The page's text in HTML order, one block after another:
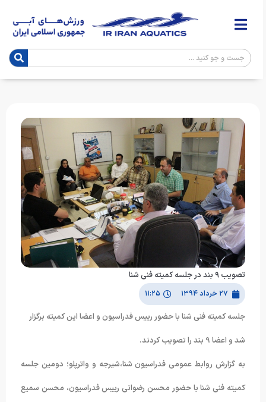
تصویب ۹ بند در جلسه کمیته فنی شنا
۲۷ خرداد ۱۳۹۴ ۱۱:۲۵
جلسه کمیته فنی شنا با حضور رییس فدراسیون و اعضا این کمیته برگزار
شد و اعضا 9 بند را تصویب کردند.
به گزارش روابط عمومی فدراسیون شنا،شیرجه و واترپلو؛ دومین جلسه
کمیته فنی شنا با حضور محسن رضوانی رییس فدراسیون، محسن سمیع